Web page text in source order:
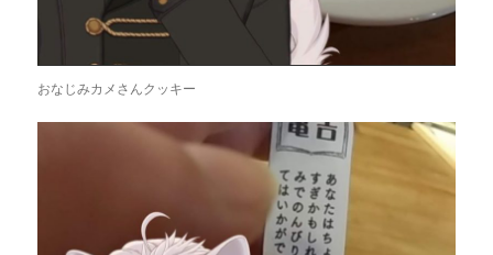
おなじみカメさんクッキー